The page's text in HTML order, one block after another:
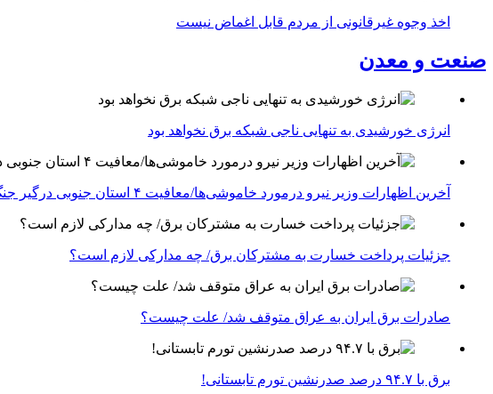
اخذ وجوه غیرقانونی از مردم قابل اغماض نیست
صنعت و معدن
انرژی خورشیدی به تنهایی ناجی شبکه برق نخواهد بود
آخرین اظهارات وزیر نیرو درمورد خاموشی‌ها/معافیت ۴ استان جنوبی درگیر جنگ از قطعی برق
جزئیات پرداخت خسارت به مشترکان برق/ چه مدارکی لازم است؟
صادرات برق ایران به عراق متوقف شد/ علت چیست؟
برق با ۹۴.۷ درصد صدرنشین تورم تابستانی!